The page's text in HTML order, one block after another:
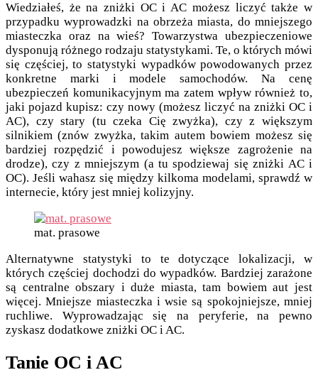
Wiedziałeś, że na zniżki OC i AC możesz liczyć także w
przypadku wyprowadzki na obrzeża miasta, do mniejszego
miasteczka oraz na wieś? Towarzystwa ubezpieczeniowe
dysponują różnego rodzaju statystykami. Te, o których mówi
się częściej, to statystyki wypadków powodowanych przez
konkretne marki i modele samochodów. Na cenę
ubezpieczeń komunikacyjnym ma zatem wpływ również to,
jaki pojazd kupisz: czy nowy (możesz liczyć na zniżki OC i
AC), czy stary (tu czeka Cię zwyżka), czy z większym
silnikiem (znów zwyżka, takim autem bowiem możesz się
bardziej rozpędzić i powodujesz większe zagrożenie na
drodze), czy z mniejszym (a tu spodziewaj się zniżki AC i
OC). Jeśli wahasz się między kilkoma modelami, sprawdź w
internecie, który jest mniej kolizyjny.
mat. prasowe
Alternatywne statystyki to te dotyczące lokalizacji, w
których częściej dochodzi do wypadków. Bardziej zarażone
są centralne obszary i duże miasta, tam bowiem aut jest
więcej. Mniejsze miasteczka i wsie są spokojniejsze, mniej
ruchliwe. Wyprowadzając się na peryferie, na pewno
zyskasz dodatkowe zniżki OC i AC.
Tanie OC i AC